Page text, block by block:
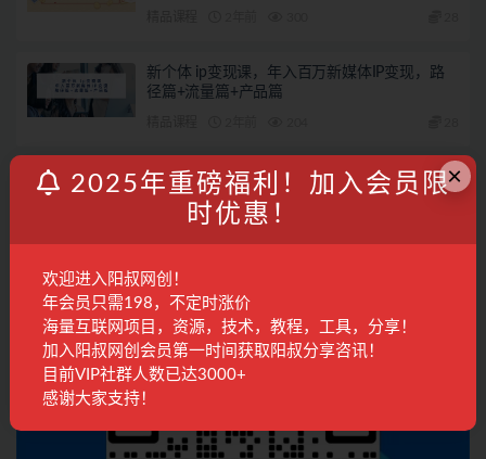
新个体 ip变现课，年入百万新媒体IP变现，路
径篇+流量篇+产品篇
对外收费699抖音傻瓜式一键搬运，起号专用5
分钟一个视频《软件+详细教程》
3年前
联系客服
×
2025年重磅福利！加入会员限
时优惠！
欢迎进入阳叔网创！
年会员只需198，不定时涨价
海量互联网项目，资源，技术，教程，工具，分享！
加入阳叔网创会员第一时间获取阳叔分享咨讯！
目前VIP社群人数已达3000+
感谢大家支持！